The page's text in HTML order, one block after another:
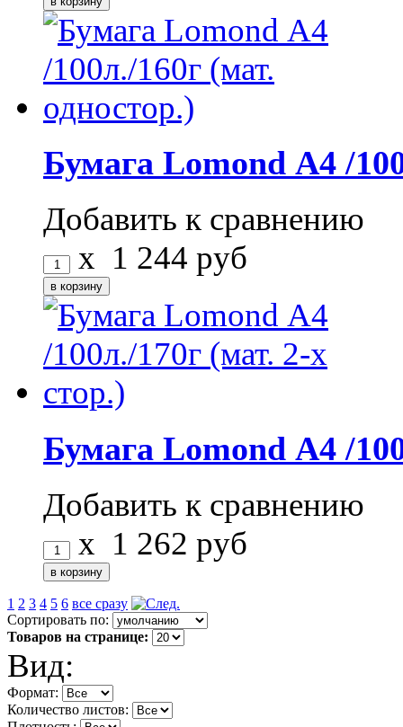
Бумага Lomond А4 /
Добавить к сравнению
x 1 244 руб
Бумага Lomond А4 /
Добавить к сравнению
x 1 262 руб
1 2 3 4 5 6 все сразу
Сортировать по:
Товаров на странице:
Вид:
Формат:
Количество листов: